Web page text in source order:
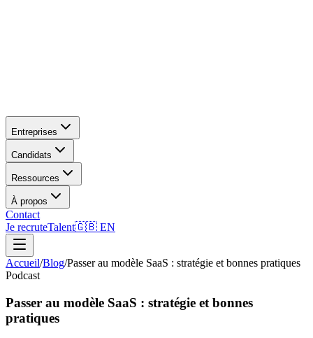
Entreprises
Candidats
Ressources
À propos
Contact
Je recruteTalent🇬🇧 EN
Accueil/Blog/Passer au modèle SaaS : stratégie et bonnes pratiques
Podcast
Passer au modèle SaaS : stratégie et bonnes
pratiques